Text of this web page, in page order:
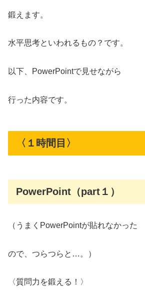
鍛えます。
水平思考といわれるもの？です。
以下、PowerPointで見せながら
行った内容です。
〈１時間目〉
PowerPoint（part１）
（うまくPowerPointが貼れなかった
ので、つらつらと…。）
〈質問力を鍛える！〉